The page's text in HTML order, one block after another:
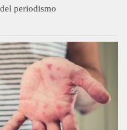
periodismo